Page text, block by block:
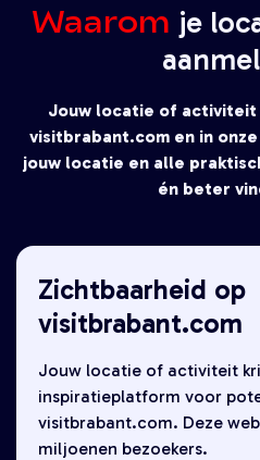
Waarom je
Jouw locatie of
visitbrabant.com en in
jouw locatie en alle
én beter
Zichtbaarheid op
visitbrabant.com
Jouw locatie of activiteit
inspiratieplatform voor
visitbrabant.com. Deze
miljoenen bezoekers.